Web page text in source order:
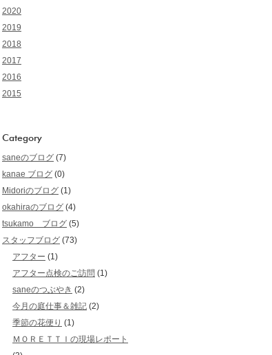
2020
2019
2018
2017
2016
2015
Category
saneのブログ (7)
kanae ブログ (0)
Midoriのブログ (1)
okahiraのブログ (4)
tsukamo ブログ (5)
スタッフブログ (73)
アフター (1)
アフター点検のご訪問 (1)
saneのつぶやき (2)
今月の庭仕事＆雑記 (2)
季節の花便り (1)
ＭＯＲＥＴＴＩの現場レポート